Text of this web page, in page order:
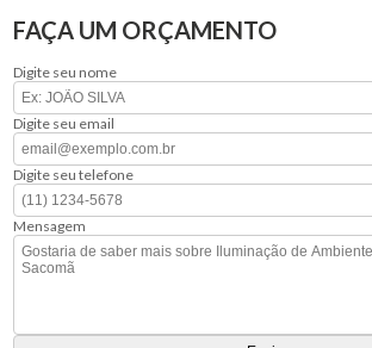
FAÇA UM ORÇAMENTO
Digite seu nome
Digite seu email
Digite seu telefone
Mensagem